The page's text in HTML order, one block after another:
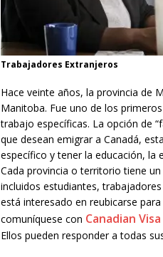
Trabajadores Extranjeros
Hace veinte años, la provincia de
Manitoba. Fue uno de los
trabajo específicas. La opción de
que desean emigrar a Canadá,
específico y tener la educación, la
Cada provincia o territorio tiene
incluidos estudiantes,
está interesado en reubicarse
comuníquese con Canadian
Ellos pueden responder a todas